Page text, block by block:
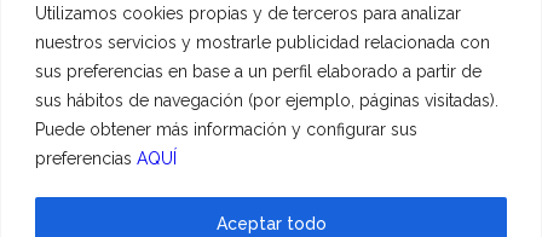
Utilizamos cookies propias y de terceros para analizar
nuestros servicios y mostrarle publicidad relacionada con
sus preferencias en base a un perfil elaborado a partir de
sus hábitos de navegación (por ejemplo, páginas visitadas).
Puede obtener más información y configurar sus
preferencias AQUÍ
Aceptar todo
Métodos de pago